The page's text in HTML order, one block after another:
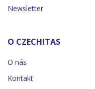
Newsletter
O CZECHITAS
O nás
Kontakt